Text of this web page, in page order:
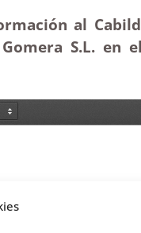
al
S.L. en